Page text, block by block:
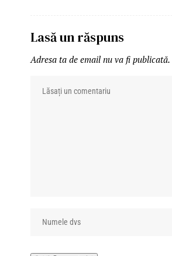
Lasă un răspuns
Adresa ta de email nu va fi publicată.